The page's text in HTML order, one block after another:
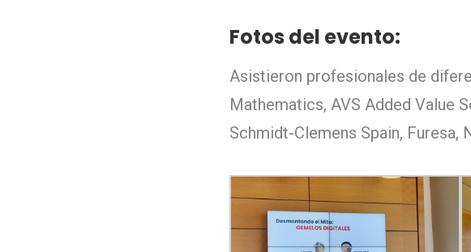
Fotos del evento:
Asistieron profesionales de
Mathematics, AVS Added Value
Schmidt-Clemens Spain, Furesa,